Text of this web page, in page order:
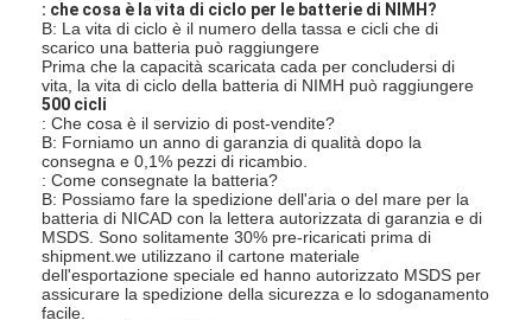
Batterie ricaricabili NiMH
nicd batterie ricaricabili
LCD Battery Charger
pacchi batteria NiMH
NiCd Battery Pack
pacchi di batteria agli ioni di litio
: che cosa è la vita di ciclo per le batterie di NIMH?
B: La vita di ciclo è il numero della tassa e cicli che di
scarico una batteria può raggiungere
Prima che la capacità scaricata cada per concludersi di
vita, la vita di ciclo della batteria di NIMH può raggiungere
500 cicli
: Che cosa è il servizio di post-vendite?
B: Forniamo un anno di garanzia di qualità dopo la
consegna e 0,1% pezzi di ricambio.
: Come consegnate la batteria?
B: Possiamo fare la spedizione dell'aria o del mare per la
batteria di NICAD con la lettera autorizzata di garanzia e di
MSDS. Sono solitamente 30% pre-ricaricati prima di
shipment.we utilizzano il cartone materiale
dell'esportazione speciale ed hanno autorizzato MSDS per
assicurare la spedizione della sicurezza e lo sdoganamento
facile.